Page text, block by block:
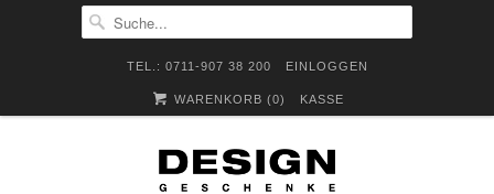
TEL.: 0711-907 38 200 EINLOGGEN
WARENKORB (0) KASSE